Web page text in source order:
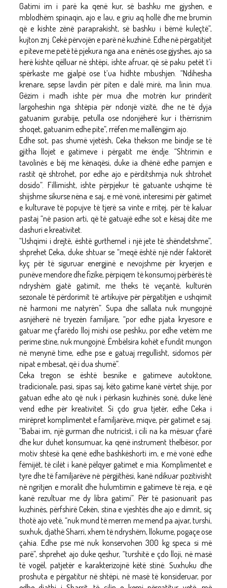
Gatimi im i parë ka qenë kur, së bashku me gjyshen, e
mblodhëm spinaqin, ajo e lau, e griu aq hollë dhe me brumin
që e kishte zënë paraprakisht, së bashku i bëmë kuleçtë”,
kujton znj. Cekë përvojën e parë në kuzhinë. Edhe në përgatitjet
e piteve me petë të pjekura nga ana e nënës ose gjyshes, ajo sa
herë kishte qëlluar në shtëpi, ishte afruar, që së paku petët t’i
spërkaste me gjalpë ose t’ua hidhte mbushjen. “Ndihesha
krenare, sepse lavdin për piten e dalë mirë, ma linin mua.
Gëzim i madh ishte për mua dhe motrën kur prindërit
largoheshin nga shtëpia për ndonjë vizitë, dhe ne të dyja
gatuanim gurabije, petulla ose ndonjëherë kur i thërrisnim
shoqet, gatuanim edhe pite”, rrëfen me mallëngjim ajo.
Edhe sot, pas shumë vjetësh, Ceka thekson me bindje se të
gjitha llojet e gatimeve i përgatit me ëndje. “Shtrimin e
tavolinës e bëj me kënaqësi, duke ia dhënë edhe pamjen e
rastit që shtrohet, por edhe ajo e përditshmja nuk shtrohet
dosido”. Fillimisht, ishte përpjekur të gatuante ushqime të
shijshme sikurse nëna e saj, e më vonë, interesimi për gatimet
e kulturave të popujve të tjerë sa vinte e rritej, për të kaluar
pastaj “në pasion arti, që të gatuajë edhe sot e kësaj dite me
dashuri e kreativitet.
“Ushqimi i drejtë, është gurthemel i një jete të shëndetshme”,
shprehet Ceka, duke shtuar se “meqë është një ndër faktorët
kyç për të siguruar energjinë e nevojshme për kryerjen e
punëve mendore dhe fizike, përpiqem të konsumoj përbërës të
ndryshëm gjatë gatimit, me theks të veçantë, kulturën
sezonale të përdorimit të artikujve për përgatitjen e ushqimit
në harmoni me natyrën”. Supa dhe sallata nuk mungojnë
asnjëherë në tryezën familjare, “por edhe pjata kryesore e
gatuar me çfarëdo lloj mishi ose peshku, por edhe vetëm me
perime stine, nuk mungojnë. Ëmbëlsira kohët e fundit mungon
në menynë time, edhe pse e gatuaj rregullisht, sidomos për
nipat e mbesat, që i dua shumë”.
Ceka tregon se është besnike e gatimeve autoktone,
tradicionale, pasi, sipas saj, këto gatime kanë vërtet shije, por
gatuan edhe ato që nuk i përkasin kuzhinës sonë, duke lënë
vend edhe për kreativitet. Si çdo grua tjetër, edhe Ceka i
mirëpret komplimentet e familjarëve, miqve, për gatimet e saj.
“Babai im, një gurman dhe nutricist, i cili na ka mësuar çfarë
dhe kur duhet konsumuar, ka qenë instrument thelbësor, por
motiv shtesë ka qenë edhe bashkëshorti im, e më vonë edhe
fëmijët, të cilët i kanë pëlqyer gatimet e mia. Komplimentet e
tyre dhe të familjarëve në përgjithësi, kanë ndikuar pozitivisht
në ngritjen e moralit dhe hulumtimin e gatimeve të reja, e që
kanë rezultuar me dy libra gatimi”. Për të pasionuarit pas
kuzhinës, përfshirë Cekën, stina e vjeshtës dhe ajo e dimrit, siç
thotë ajo vetë, “nuk mund të merren me mend pa ajvar, turshi,
suxhuk, djathë Sharri, xhem të ndryshëm, llokume, pogaçe ose
çahia. Edhe pse më nuk konservohen 300 kg speca si më
parë”, shprehet ajo duke qeshur, “turshitë e çdo lloji, në masë
të vogël, patjetër e karakterizojnë këtë stinë. Suxhuku dhe
proshuta e përgatitur në shtëpi, në masë të konsideruar, por